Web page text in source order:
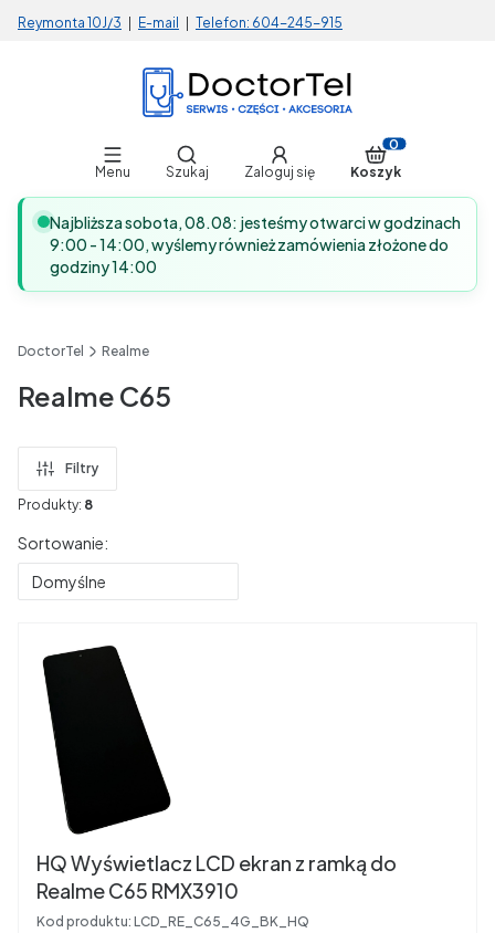
Reymonta 10J/3 E-mail Telefon: 604-245-915
Menu
Otwórz wyszukiwarkę
Szukaj Zaloguj się
Produkty w
Koszyk
Najbliższa sobota, 08.08: jesteśmy otwarci w godzinach
9:00 - 14:00, wyślemy również zamówienia złożone do
godziny 14:00
DoctorTel Realme
Realme C65
Filtry
Produkty: 8
Lista produktów
Sortowanie:
Domyślne
HQ Wyświetlacz LCD ekran z ramką do
Realme C65 RMX3910
Kod produktu: LCD_RE_C65_4G_BK_HQ